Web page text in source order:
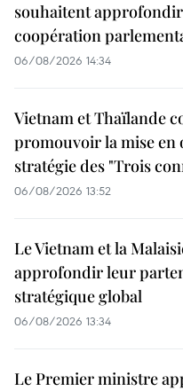
souhaitent
coopération
06/08/2026 14:34
Vietnam et Thaïlande
promouvoir la mise en
stratégie des "Trois
06/08/2026 13:52
Le Vietnam et la
approfondir leur
stratégique global
06/08/2026 13:34
Le Premier ministre